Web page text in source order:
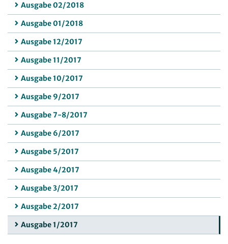
Ausgabe 02/2018
Ausgabe 01/2018
Ausgabe 12/2017
Ausgabe 11/2017
Ausgabe 10/2017
Ausgabe 9/2017
Ausgabe 7-8/2017
Ausgabe 6/2017
Ausgabe 5/2017
Ausgabe 4/2017
Ausgabe 3/2017
Ausgabe 2/2017
Ausgabe 1/2017